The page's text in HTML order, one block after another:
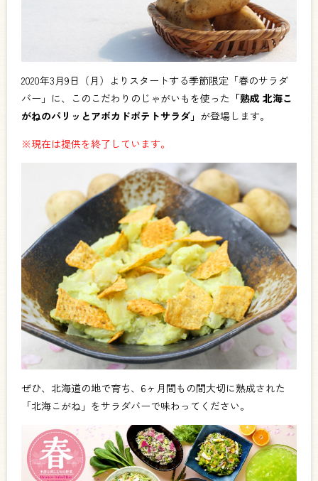
2020年3月9日（月）よりスタートする季節限定「春のサラダ
バー」に、このこだわりのじゃがいもを使った 「熟成 北海こ
がねのパリッとアボカドポテトサラダ」 が登場します。
※現在は提供を終了しています。
ぜひ、北海道の地で育ち、6ヶ月間もの間大切に熟成された
「北海こがね」をサラダバーで味わってください。